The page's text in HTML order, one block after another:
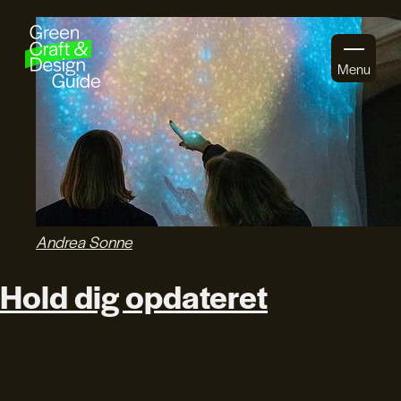
Gå til indhold
Menu
Andrea Sonne
Hold dig opdateret